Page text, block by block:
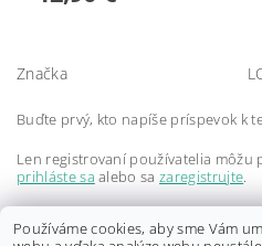
Značka
Buďte prvý, kto napíše príspevok k
Len registrovaní používatelia môžu
prihláste sa alebo sazaregistrujte.
Používáme cookies, aby sme Vám